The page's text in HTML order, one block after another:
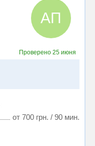
АП
Проверено 25 июня
от 700 грн. / 90 мин.